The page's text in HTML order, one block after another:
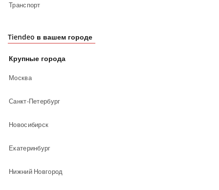
Транспорт
Tiendeo в вашем городе
Крупные города
Москва
Санкт-Петербург
Новосибирск
Екатеринбург
Нижний Новгород